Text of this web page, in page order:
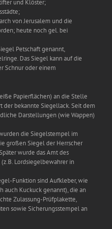
und Klöster;
von Jerusalem und die
heute noch gel. bei
Petschaft genannt,
Das Siegel kann auf die
Schnur oder einem
Papierflächen) an die Stelle
der bekannte Siegellack. Seit dem
Darstellungen (wie Wappen)
die Siegelstempel im
großen Siegel der Herrscher
wurde das Amt des
Lordsiegelbewahrer in
Funktion sind Aufkleber, wie
auch Kuckuck genannt), die an
Zulassung-Prüfplakette,
sowie Sicherungsstempel an